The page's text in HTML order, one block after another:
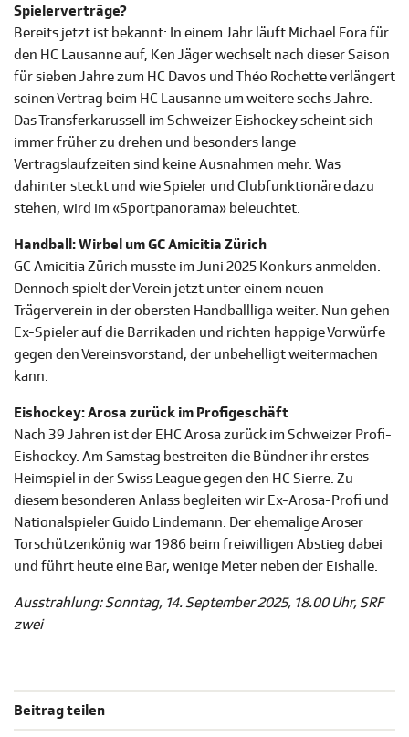
Spielerverträge?
Bereits jetzt ist bekannt: In einem Jahr läuft Michael Fora für
den HC Lausanne auf, Ken Jäger wechselt nach dieser Saison
für sieben Jahre zum HC Davos und Théo Rochette verlängert
seinen Vertrag beim HC Lausanne um weitere sechs Jahre.
Das Transferkarussell im Schweizer Eishockey scheint sich
immer früher zu drehen und besonders lange
Vertragslaufzeiten sind keine Ausnahmen mehr. Was
dahinter steckt und wie Spieler und Clubfunktionäre dazu
stehen, wird im «Sportpanorama» beleuchtet.
Handball: Wirbel um GC Amicitia Zürich
GC Amicitia Zürich musste im Juni 2025 Konkurs anmelden.
Dennoch spielt der Verein jetzt unter einem neuen
Trägerverein in der obersten Handballliga weiter. Nun gehen
Ex-Spieler auf die Barrikaden und richten happige Vorwürfe
gegen den Vereinsvorstand, der unbehelligt weitermachen
kann.
Eishockey: Arosa zurück im Profigeschäft
Nach 39 Jahren ist der EHC Arosa zurück im Schweizer Profi-
Eishockey. Am Samstag bestreiten die Bündner ihr erstes
Heimspiel in der Swiss League gegen den HC Sierre. Zu
diesem besonderen Anlass begleiten wir Ex-Arosa-Profi und
Nationalspieler Guido Lindemann. Der ehemalige Aroser
Torschützenkönig war 1986 beim freiwilligen Abstieg dabei
und führt heute eine Bar, wenige Meter neben der Eishalle.
Ausstrahlung: Sonntag, 14. September 2025, 18.00 Uhr, SRF
zwei
Beitrag teilen